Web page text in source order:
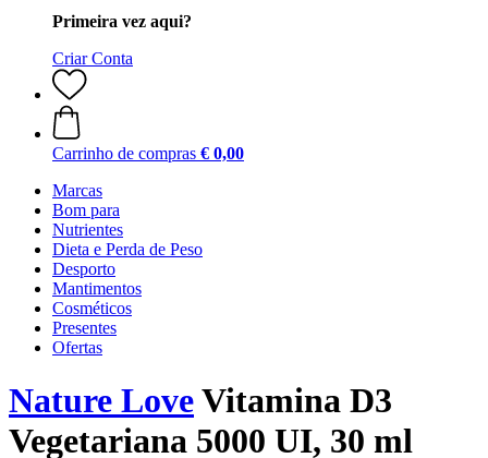
Primeira vez aqui?
Criar Conta
Carrinho de compras € 0,00
Marcas
Bom para
Nutrientes
Dieta e Perda de Peso
Desporto
Mantimentos
Cosméticos
Presentes
Ofertas
Nature LoveVitamina D3
Vegetariana 5000 UI, 30 ml